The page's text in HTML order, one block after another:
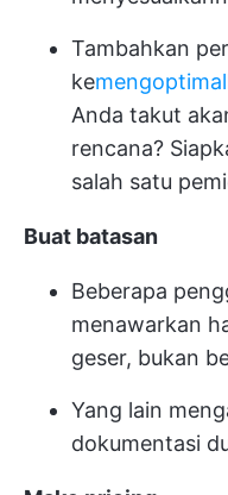
Tambahkan
ke
Anda takut
rencana?
salah satu
Buat batasan
Beberapa
menawarkan
geser, bukan
Yang lain
dokumentasi